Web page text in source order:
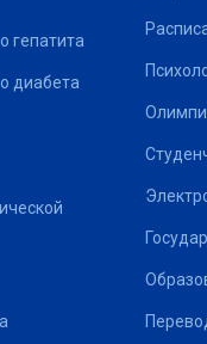
гепатита
диабета